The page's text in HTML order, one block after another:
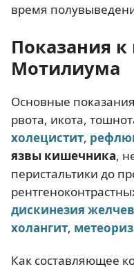
время
Показания
Мотилиума
Основные
рвота, икота,
холецистит,
язвы кишечника,
перистальтики до
дискинезия
холангит,
Как составляющее